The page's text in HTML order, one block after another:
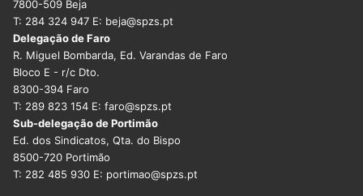
7800-509 Beja
T: 284 324 947 E: beja@spzs.pt
Delegação de Faro
R. Miguel Bombarda, Ed. Varandas de Faro
Bloco E - r/c Dto.
8300-394 Faro
T: 289 823 154 E: faro@spzs.pt
Sub-delegação de Portimão
Ed. dos Sindicatos, Qta. do Bispo
8500-720 Portimão
T: 282 485 930 E: portimao@spzs.pt